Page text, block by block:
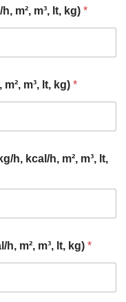
m², m³, lt, kg) *
m³, lt, kg) *
h, kcal/h, m², m³, lt,
m², m³, lt, kg) *